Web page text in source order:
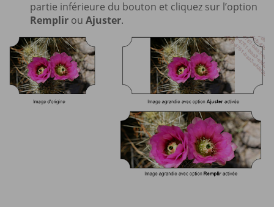
partie inférieure du bouton et cliquez sur l’option
Remplir ou Ajuster.